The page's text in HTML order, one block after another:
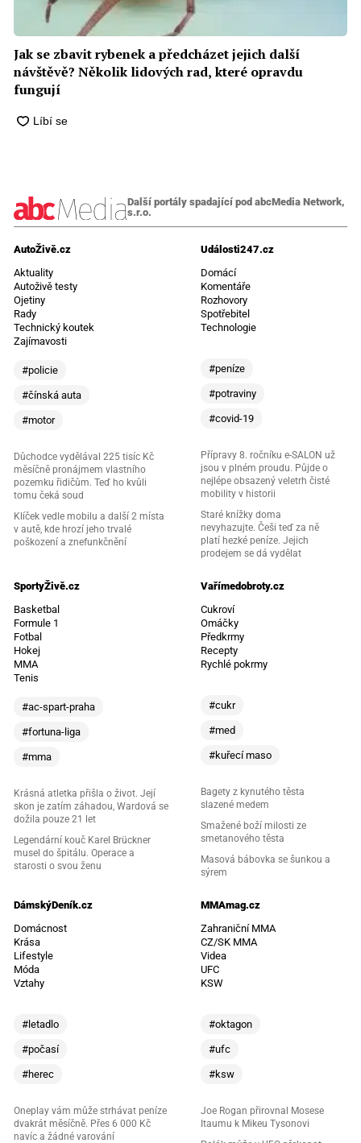
Jak se zbavit rybenek a předcházet jejich další
návštěvě? Několik lidových rad, které opravdu
fungují
Další portály spadající pod abcMedia Network,
s.r.o.
AutoŽivě.cz
Aktuality
Autoživě testy
Ojetiny
Rady
Technický koutek
Zajímavosti
#policie
#čínská auta
#motor
Důchodce vydělával 225 tisíc Kč
měsíčně pronájmem vlastního
pozemku řidičům. Teď ho kvůli
tomu čeká soud
Klíček vedle mobilu a další 2 místa
v autě, kde hrozí jeho trvalé
poškození a znefunkčnění
Události247.cz
Domácí
Komentáře
Rozhovory
Spotřebitel
Technologie
#peníze
#potraviny
#covid-19
Přípravy 8. ročníku e-SALON už
jsou v plném proudu. Půjde o
nejlépe obsazený veletrh čisté
mobility v historii
Staré knížky doma
nevyhazujte. Češi teď za ně
platí hezké peníze. Jejich
prodejem se dá vydělat
SportyŽivě.cz
Basketbal
Formule 1
Fotbal
Hokej
MMA
Tenis
#ac-spart-praha
#fortuna-liga
#mma
Krásná atletka přišla o život. Její
skon je zatím záhadou, Wardová se
dožila pouze 21 let
Legendární kouč Karel Brückner
musel do špitálu. Operace a
starosti o svou ženu
Vařímedobroty.cz
Cukroví
Omáčky
Předkrmy
Recepty
Rychlé pokrmy
#cukr
#med
#kuřecí maso
Bagety z kynutého těsta
slazené medem
Smažené boží milosti ze
smetanového těsta
Masová bábovka se šunkou a
sýrem
DámskýDeník.cz
Domácnost
Krása
Lifestyle
Móda
Vztahy
#letadlo
#počasí
#herec
Oneplay vám může strhávat peníze
dvakrát měsíčně. Přes 6 000 Kč
navíc a žádné varování
MMAmag.cz
Zahraniční MMA
CZ/SK MMA
Videa
UFC
KSW
#oktagon
#ufc
#ksw
Joe Rogan přirovnal Mosese
Itaumu k Mikeu Tysonovi